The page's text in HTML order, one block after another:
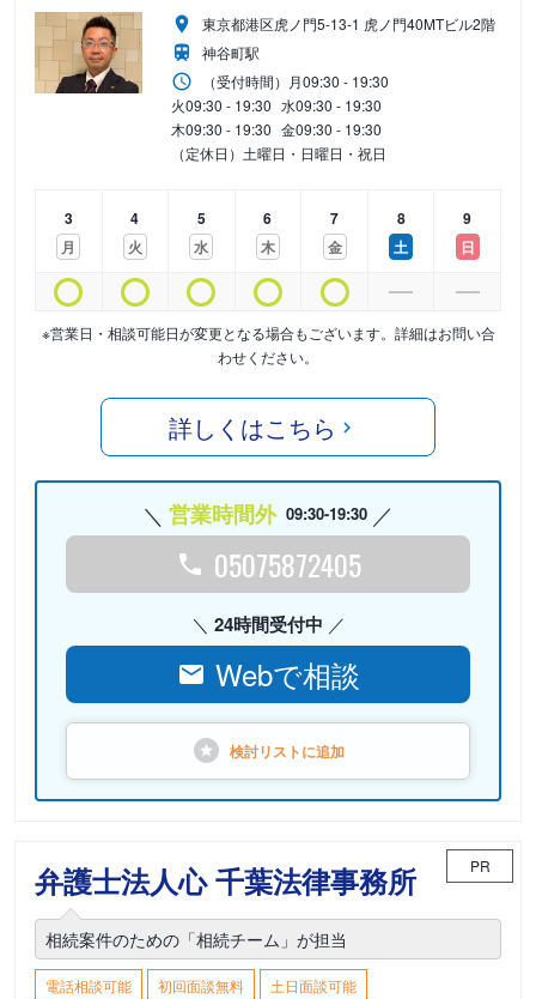
東京都港区虎ノ門5-13-1 虎ノ門40MTビル2階
神谷町駅
（受付時間） 月09:30 - 19:30
火09:30 - 19:30 水09:30 - 19:30
木09:30 - 19:30 金09:30 - 19:30
（定休日）土曜日・日曜日・祝日
3
月
4
火
5
水
6
木
7
金
8
土
9
日
※営業日・相談可能日が変更となる場合もございます。詳細はお問い合
わせください。
詳しくはこちら
営業時間外 09:30-19:30
05075872405
24時間受付中
Webで相談
検討リストに追加
弁護士法人心 千葉法律事務所 PR
相続案件のための「相続チーム」が担当
電話相談可能 初回面談無料
土日面談可能